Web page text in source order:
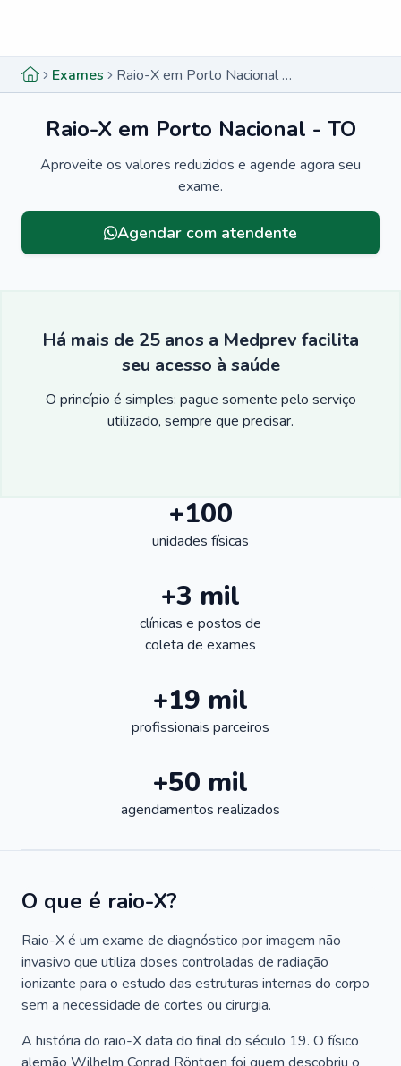
Exames Raio-X em Porto Nacional - TO
Raio-X em Porto Nacional - TO
Aproveite os valores reduzidos e agende agora seu
exame.
Agendar com atendente
Há mais de 25 anos a Medprev facilita
seu acesso à saúde
O princípio é simples: pague somente pelo serviço
utilizado, sempre que precisar.
+100
unidades físicas
+3 mil
clínicas e postos de
coleta de exames
+19 mil
profissionais parceiros
+50 mil
agendamentos realizados
O que é raio-X?
Raio-X é um exame de diagnóstico por imagem não
invasivo que utiliza doses controladas de radiação
ionizante para o estudo das estruturas internas do corpo
sem a necessidade de cortes ou cirurgia.
A história do raio-X data do final do século 19. O físico